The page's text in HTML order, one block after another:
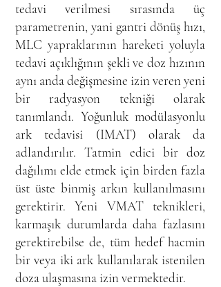
tedavi verilmesi sırasında üç
parametrenin, yani gantri dönüş hızı,
MLC yapraklarının hareketi yoluyla
tedavi açıklığının şekli ve doz hızının
aynı anda değişmesine izin veren yeni
bir radyasyon tekniği olarak
tanımlandı. Yoğunluk modülasyonlu
ark tedavisi (IMAT) olarak da
adlandırılır. Tatmin edici bir doz
dağılımı elde etmek için birden fazla
üst üste binmiş arkın kullanılmasını
gerektirir. Yeni VMAT teknikleri,
karmaşık durumlarda daha fazlasını
gerektirebilse de, tüm hedef hacmin
bir veya iki ark kullanılarak istenilen
doza ulaşmasına izin vermektedir.